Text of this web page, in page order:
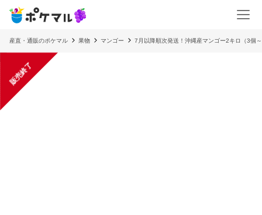
産直・通販のポケマル 果物 マンゴー 7月以降順次発送！沖縄産マンゴー2キロ（3個
販売終了